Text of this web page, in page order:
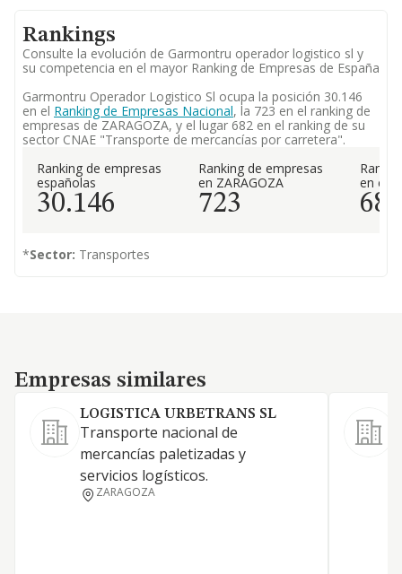
Rankings
Consulte la evolución de Garmontru operador logistico sl y
su competencia en el mayor Ranking de Empresas de España
Garmontru Operador Logistico Sl ocupa la posición 30.146
en el Ranking de Empresas Nacional, la 723 en el ranking de
empresas de ZARAGOZA, y el lugar 682 en el ranking de su
sector CNAE "Transporte de mercancías por carretera".
Ranking de empresas
españolas
30.146
Ranking de empresas
en ZARAGOZA
723
en el
682
*Sector: Transportes
Empresas similares
Empresas similares
LOGISTICA URBETRANS SL
Transporte nacional de
mercancías paletizadas y
servicios logísticos.
ZARAGOZA